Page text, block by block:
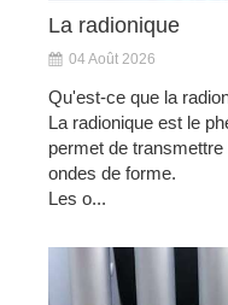
La radionique
04 Août 2026
Qu'est-ce que la
La radionique est le
permet de
ondes de forme.
Les o...